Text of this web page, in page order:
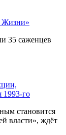
Жизни»
35 саженцев
1993-го
становится
власти», ждёт